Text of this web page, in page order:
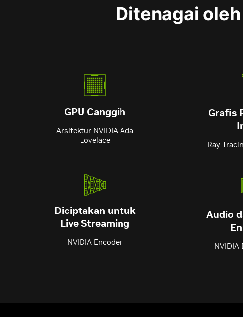
Ditenagai
GPU Canggih
Arsitektur NVIDIA Ada
Lovelace
Grafis
Ray
Diciptakan untuk
Live Streaming
NVIDIA Encoder
Audio
NVIDIA